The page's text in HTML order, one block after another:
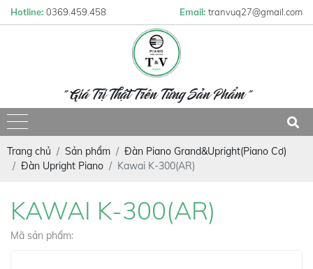
Hotline: 0369.459.458 Email: tranvuq27@gmail.com
" Giá Trị Thật Trên Từng Sản Phẩm "
Trang chủ Sản phẩm
Đàn Piano Grand&Upright(Piano Cơ)
Đàn Upright Piano
Kawai K-300(AR)
KAWAI K-300(AR)
Mã sản phẩm: